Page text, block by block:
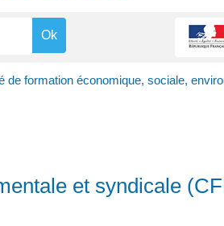
de formation économique, sociale,
et syndicale